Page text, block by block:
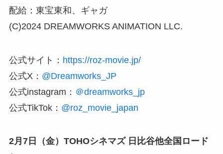
配給：東宝東和、ギャガ
(C)2024 DREAMWORKS ANIMATION LLC.
公式サイト： https://roz-movie.jp/
公式X： @Dreamworks_JP
公式instagram： ＠dreamworks_jp
公式TikTok： @roz_movie_japan
2月7日（金）TOHOシネマズ 日比谷他全国ロード